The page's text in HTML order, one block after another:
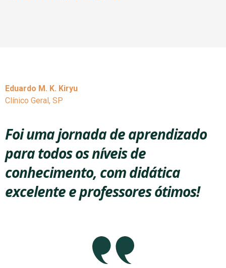
Eduardo M. K. Kiryu
Clínico Geral, SP
Foi uma jornada de aprendizado
para todos os níveis de
conhecimento, com didática
excelente e professores ótimos!